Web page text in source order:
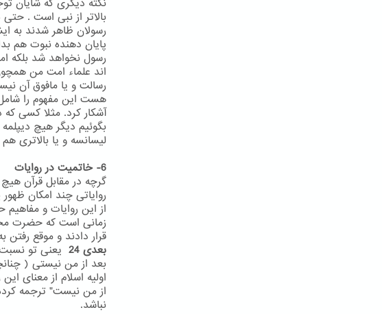
نکته دیگری که شایان
بالاتر از نبی است .
پایان دهنده نبوت هم
رسول نخواهد شد بلکه
رسالت و یا مافوق آن
آشکار کرد. مثلا کسی
بگوئیم دیگر هیچ
لیسانسه و یا بالاتری
6- خاتمیت در روایات
گرچه در مقابل قرآن
روایاتی چند امکان
از این روایات و
زمانی است که حضرت
قرار دادند و موقع رفتن
بعدی 24
یعنی تو
اولیه اسلام از معنای
از من نیست" ترجمه
نباشد.